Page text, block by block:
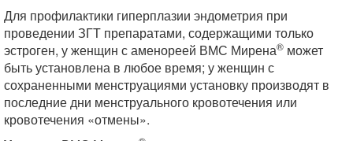
Для профилактики гиперплазии эндометрия при
проведении ЗГТ препаратами, содержащими только
эстроген, у женщин с аменореей ВМС Мирена® может
быть установлена в любое время; у женщин с
сохраненными менструациями установку производят в
последние дни менструального кровотечения или
кровотечения «отмены».